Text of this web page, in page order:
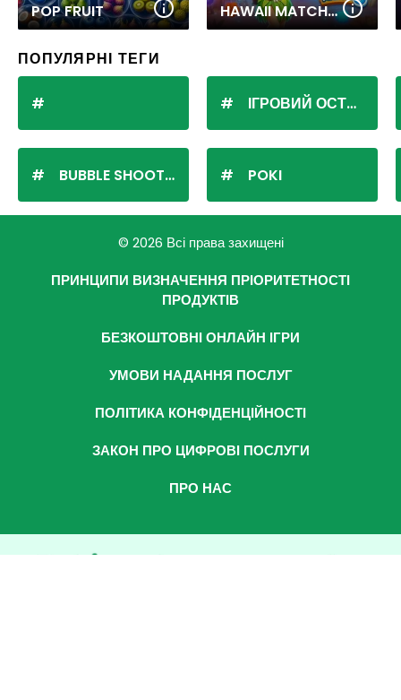
POP FRUIT HAWAII MATCH 6
ПОПУЛЯРНІ ТЕГИ
BUBBLE SHOOTER
ІГРОВИЙ ОСТРІВ
POKI
© 2026 Всі права захищені
ПРИНЦИПИ ВИЗНАЧЕННЯ ПРІОРИТЕТНОСТІ
ПРОДУКТІВ
БЕЗКОШТОВНІ ОНЛАЙН ІГРИ
УМОВИ НАДАННЯ ПОСЛУГ
ПОЛІТИКА КОНФІДЕНЦІЙНОСТІ
ЗАКОН ПРО ЦИФРОВІ ПОСЛУГИ
ПРО НАС